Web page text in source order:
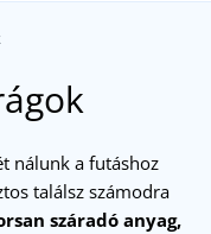
nálunk a futáshoz
találsz számodra
száradó anyag,